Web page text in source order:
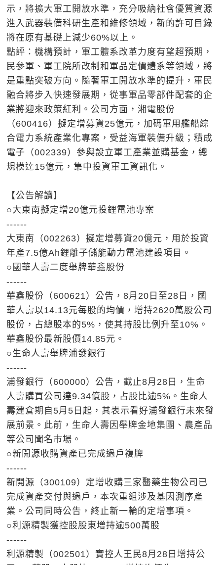
示，將擴大軍工開放水準，充分吸納社會優質資源
進入武器裝備科研生產和維修領域，新的許可目錄
將在原有基礎上減少60%以上。
點評：機構預計，軍工體系改革力度有望超預期，
民參軍、軍工院所改制和軍品定價體系等領域，將
是重點突破方向。隨著軍工開放水準的提升，軍民
融合將步入快速發展期，從事軍品零部件配套的企
業將迎來政策紅利。公司方面，湘電股份
（600416）擬定增募資25億元，加碼軍用艦船綜
合電力系統產業化專案，受益海軍裝備升級；積成
電子（002339）參與設立軍工產業並購基金，總
規模達15億元，集中投資軍工資訊化。
【公告解讀】
○大東南擬定增20億元投鋰電池專案
------
大東南（002263）擬定增募資20億元，用於投資
年產7.5億Ah鋰離子儲能動力電池建設項目。
○國華人壽二度舉牌華鑫股份
------
華鑫股份（600621）公告，8月20日至28日，國
華人壽以14.13元每股的均價，增持2620萬股公司
股份，占總股本的5%，使其持股比例升至10%。
華鑫股份最新股價14.85元。
○生命人壽舉牌浦發銀行
------
浦發銀行（600000）公告，截止8月28日，生命
人壽購買公司達9.34億股，占股比逾5%。生命人
壽建倉期自5月5日起，其表示看好浦發銀行未來發
展前景。此前，生命人壽因舉牌金地集團、農產品
等公司聞名市場。
○新開源收購資產已完成過戶複牌
------
新開源（300109）定增收購三家醫藥生物公司已
完成資產交付與過戶，本次重組涉及基因測序產
業。公司同時公告，終止新一輪的定增事項。
○利源精製獲控股股東增持逾500萬股
------
利源精製（002501）實控人王民8月28日增持公